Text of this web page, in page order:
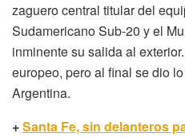
zaguero central titular del
Sudamericano Sub-20 y el
inminente su salida al
europeo, pero al final se dio
Argentina.
+Santa Fe, sin delanteros